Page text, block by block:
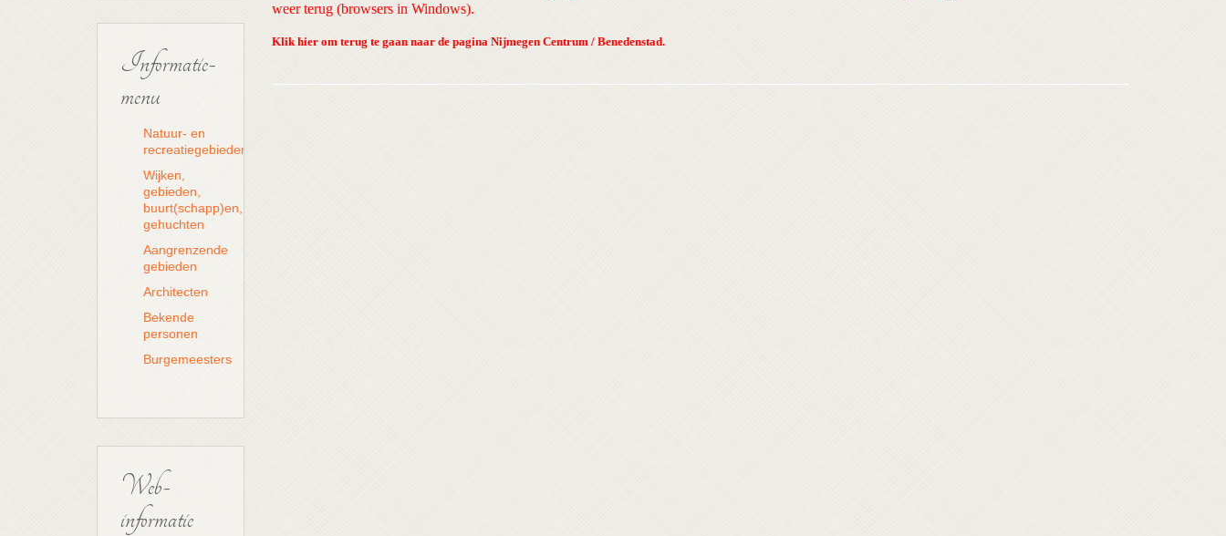
Informatie-
menu
Natuur- en
recreatiegebieden
Wijken,
gebieden,
buurt(schapp)en,
gehuchten
Aangrenzende
gebieden
Architecten
Bekende
personen
Burgemeesters
Web-
informatie
weer terug (browsers in Windows).
Klik hier om terug te gaan naar de pagina Nijmegen Centrum / Benedenstad.